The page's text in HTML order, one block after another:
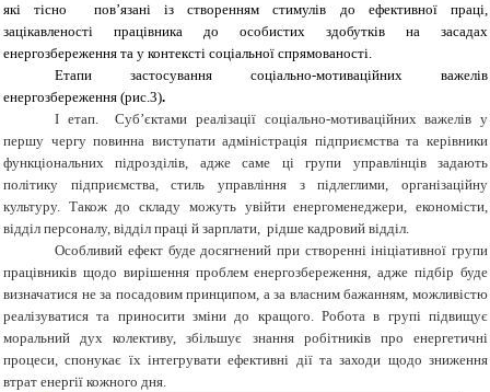
які тісно пов’язані із створенням стимулів до ефективної праці,
зацікавленості працівника до особистих здобутків на засадах
енергозбереження та у контексті соціальної спрямованості.
Етапи застосування соціально-мотиваційних важелів
енергозбереження (рис.3).
І етап. Суб’єктами реалізації соціально-мотиваційних важелів у
першу чергу повинна виступати адміністрація підприємства та керівники
функціональних підрозділів, адже саме ці групи управлінців задають
політику підприємства, стиль управління з підлеглими, організаційну
культуру. Також до складу можуть увійти енергоменеджери, економісти,
відділ персоналу, відділ праці й зарплати, рідше кадровий відділ.
Особливий ефект буде досягнений при створенні ініціативної групи
працівників щодо вирішення проблем енергозбереження, адже підбір буде
визначатися не за посадовим принципом, а за власним бажанням, можливістю
реалізуватися та приносити зміни до кращого. Робота в групі підвищує
моральний дух колективу, збільшує знання робітників про енергетичні
процеси, спонукає їх інтегрувати ефективні дії та заходи щодо зниження
втрат енергії кожного дня.